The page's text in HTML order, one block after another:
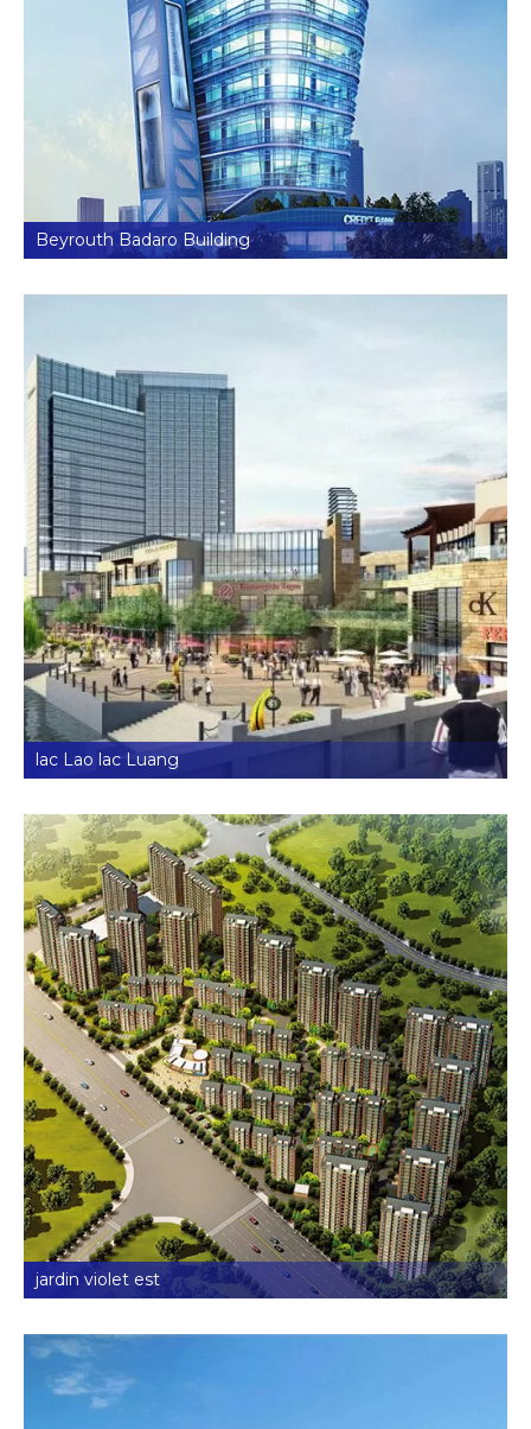
Beyrouth Badaro Building
lac Lao lac Luang
jardin violet est